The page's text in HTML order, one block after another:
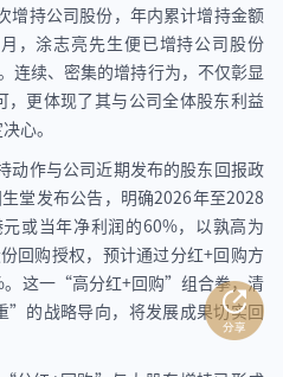
持公司股份，年内累计增持金额
，涂志亮先生便已增持公司股份
连续、密集的增持行为，不仅彰显
，更体现了其与公司全体股东利益
心。
作与公司近期发布的股东回报政
堂发布公告，明确2026年至2028
或当年净利润的60%，以孰高为
回购授权，预计通过分红+回购方
。这一“高分红+回购”组合拳，清
”的战略导向，将发展成果切实回